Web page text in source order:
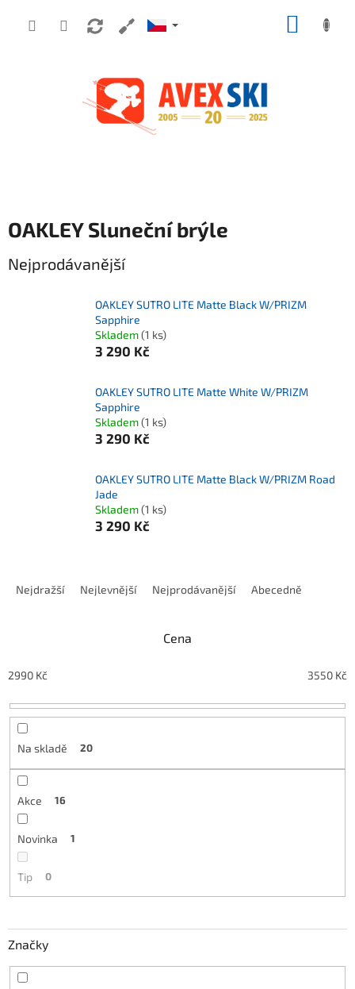
OAKLEY Sluneční brýle
Nejprodávanější
OAKLEY SUTRO LITE Matte Black W/PRIZM
Sapphire
Skladem(1 ks)
3 290 Kč
OAKLEY SUTRO LITE Matte White W/PRIZM
Sapphire
Skladem(1 ks)
3 290 Kč
OAKLEY SUTRO LITE Matte Black W/PRIZM Road
Jade
Skladem(1 ks)
3 290 Kč
Nejdražší Nejlevnější Nejprodávanější Abecedně
Cena
2990 Kč 3550 Kč
Na skladě 20
Akce 16
Novinka 1
Tip 0
Značky